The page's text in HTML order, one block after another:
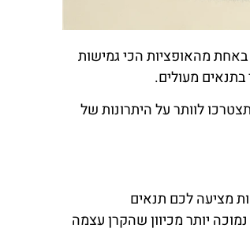
באחת מהאופציות הכי גמישות
בתנאים מעולים.
לוותר על היתרונות של
מציעה לכם תנאים
יותר מכיוון שהקרן עצמה